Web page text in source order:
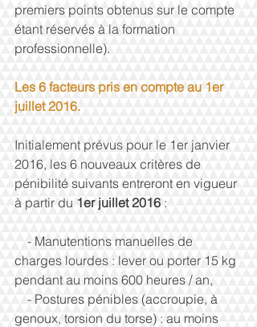
premiers points obtenus sur le compte
étant réservés à la formation
professionnelle).
Les 6 facteurs pris en compte au 1er
juillet 2016.
Initialement prévus pour le 1er janvier
2016, les 6 nouveaux critères de
pénibilité suivants entreront en vigueur
à partir du 1er juillet 2016 :
charges lourdes : lever ou porter 15 kg
pendant au moins 600 heures / an,
genoux, torsion du torse) : au moins